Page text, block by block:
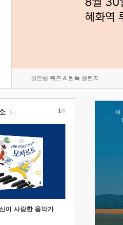
골든벨 퀴즈 & 완독 챌린지
이 사랑한 음악가
1/5